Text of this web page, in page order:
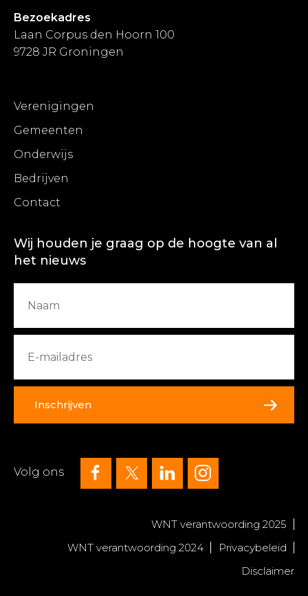
Bezoekadres
Laan Corpus den Hoorn 100
9728 JR Groningen
Verenigingen
Gemeenten
Onderwijs
Bedrijven
Contact
Wij houden je graag op de hoogte van al
het nieuws
Inschrijven
Volg ons
WNT verantwoording 2025
WNT verantwoording 2024
Privacybeleid
Disclaimer